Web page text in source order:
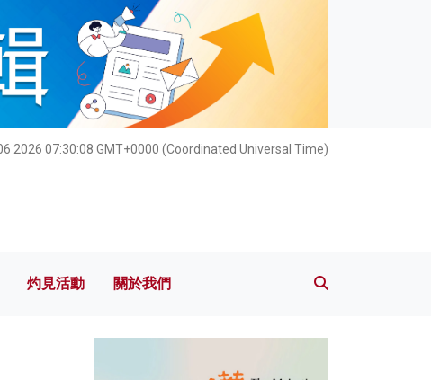
2026 07:30:09 GMT+0000 (Coordinated Universal Time)
榜 灼見活動 關於我們
灼見活動 關於我們